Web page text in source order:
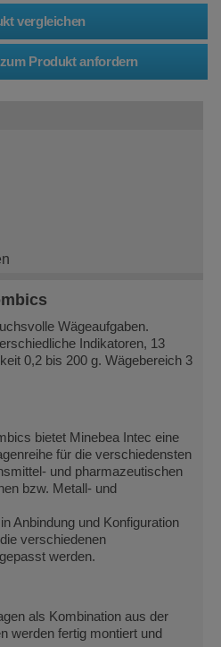
Wägeaufgaben.
Indikatoren, 13
0,2 bis 200 g. Wägebereich 3
bietet Minebea Intec eine
für die verschiedensten
und pharmazeutischen
bzw. Metall- und
Anbindung und Konfiguration
verschiedenen
werden.
als Kombination aus der
werden fertig montiert und